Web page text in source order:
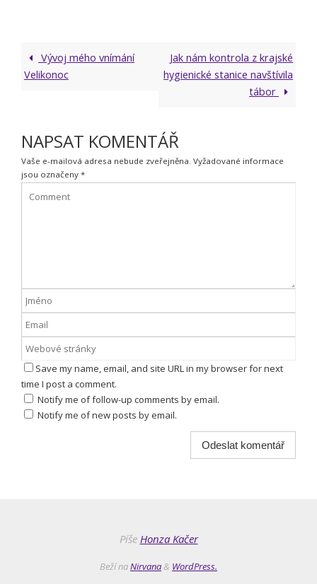
Vývoj mého vnímání
Velikonoc
Jak nám kontrola z krajské
hygienické stanice navštívila
tábor
NAPSAT KOMENTÁŘ
Vaše e-mailová adresa nebude zveřejněna. Vyžadované informace
jsou označeny *
Save my name, email, and site URL in my browser for next
time I post a comment.
Notify me of follow-up comments by email.
Notify me of new posts by email.
Píše Honza Kačer
Beží naNirvana& WordPress.